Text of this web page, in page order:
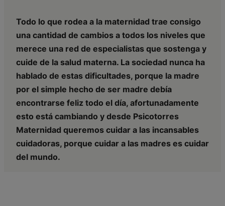
Todo lo que rodea a la maternidad trae consigo
una cantidad de cambios a todos los niveles que
merece una red de especialistas que sostenga y
cuide de la salud materna. La sociedad nunca ha
hablado de estas dificultades, porque la madre
por el simple hecho de ser madre debía
encontrarse feliz todo el día, afortunadamente
esto está cambiando y desde Psicotorres
Maternidad queremos cuidar a las incansables
cuidadoras, porque cuidar a las madres es cuidar
del mundo.